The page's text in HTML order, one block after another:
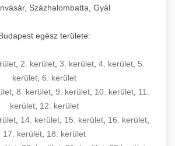
Százhalombatta, Gyál
egész területe:
2. kerület 3. kerület 4. kerület 5.
kerület 6. kerület
, 8. kerület, 9. kerület, 10. kerület, 11.
kerület 12. kerület
14. kerület 15. kerület 16. kerület
17. kerület 18. kerület